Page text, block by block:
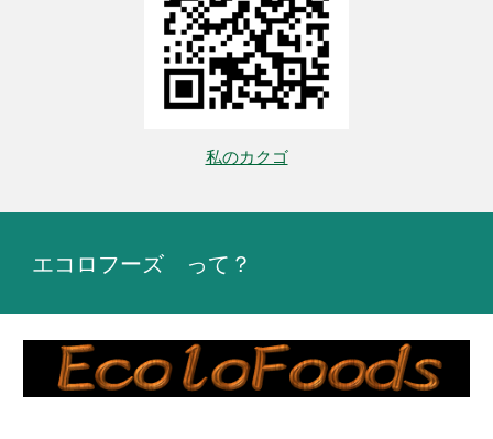
私のカクゴ
エコロフーズ って？